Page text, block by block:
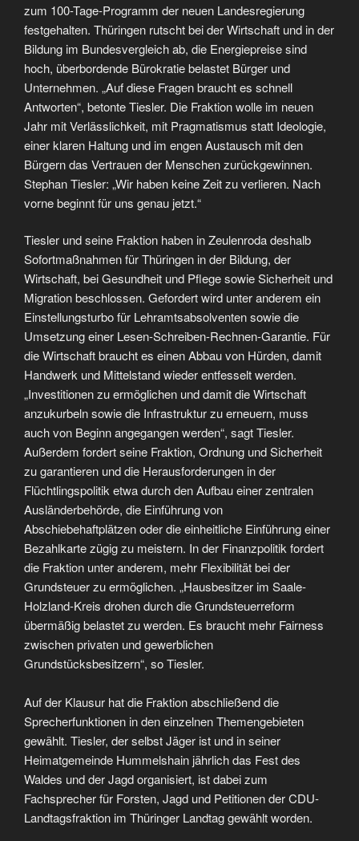
zum 100-Tage-Programm der neuen Landesregierung
festgehalten. Thüringen rutscht bei der Wirtschaft und in der
Bildung im Bundesvergleich ab, die Energiepreise sind
hoch, überbordende Bürokratie belastet Bürger und
Unternehmen. „Auf diese Fragen braucht es schnell
Antworten“, betonte Tiesler. Die Fraktion wolle im neuen
Jahr mit Verlässlichkeit, mit Pragmatismus statt Ideologie,
einer klaren Haltung und im engen Austausch mit den
Bürgern das Vertrauen der Menschen zurückgewinnen.
Stephan Tiesler: „Wir haben keine Zeit zu verlieren. Nach
vorne beginnt für uns genau jetzt.“
Tiesler und seine Fraktion haben in Zeulenroda deshalb
Sofortmaßnahmen für Thüringen in der Bildung, der
Wirtschaft, bei Gesundheit und Pflege sowie Sicherheit und
Migration beschlossen. Gefordert wird unter anderem ein
Einstellungsturbo für Lehramtsabsolventen sowie die
Umsetzung einer Lesen-Schreiben-Rechnen-Garantie. Für
die Wirtschaft braucht es einen Abbau von Hürden, damit
Handwerk und Mittelstand wieder entfesselt werden.
„Investitionen zu ermöglichen und damit die Wirtschaft
anzukurbeln sowie die Infrastruktur zu erneuern, muss
auch von Beginn angegangen werden“, sagt Tiesler.
Außerdem fordert seine Fraktion, Ordnung und Sicherheit
zu garantieren und die Herausforderungen in der
Flüchtlingspolitik etwa durch den Aufbau einer zentralen
Ausländerbehörde, die Einführung von
Abschiebehaftplätzen oder die einheitliche Einführung einer
Bezahlkarte zügig zu meistern. In der Finanzpolitik fordert
die Fraktion unter anderem, mehr Flexibilität bei der
Grundsteuer zu ermöglichen. „Hausbesitzer im Saale-
Holzland-Kreis drohen durch die Grundsteuerreform
übermäßig belastet zu werden. Es braucht mehr Fairness
zwischen privaten und gewerblichen
Grundstücksbesitzern“, so Tiesler.
Auf der Klausur hat die Fraktion abschließend die
Sprecherfunktionen in den einzelnen Themengebieten
gewählt. Tiesler, der selbst Jäger ist und in seiner
Heimatgemeinde Hummelshain jährlich das Fest des
Waldes und der Jagd organisiert, ist dabei zum
Fachsprecher für Forsten, Jagd und Petitionen der CDU-
Landtagsfraktion im Thüringer Landtag gewählt worden.